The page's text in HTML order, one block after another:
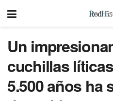
Un
cuchillas
5.500 años ha